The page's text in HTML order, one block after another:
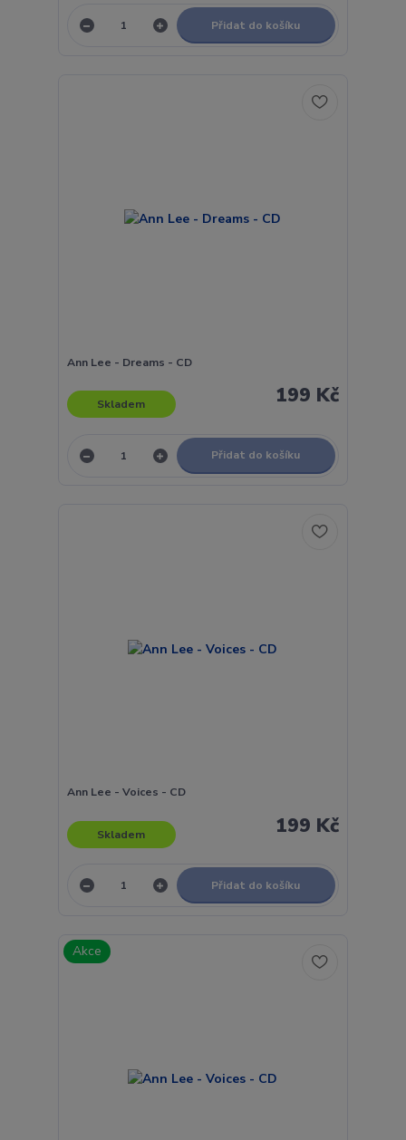
Přidat do košíku
Ann Lee - Dreams - CD
199 Kč
Skladem
Přidat do košíku
Ann Lee - Voices - CD
199 Kč
Skladem
Přidat do košíku
Akce